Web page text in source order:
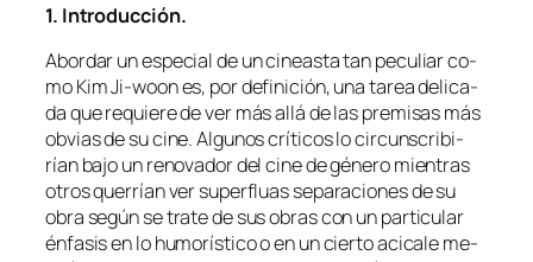
1. Introducción.
Abordar un es­pe­cial de un ci­neas­ta tan pe­cu­liar co­
mo Kim Ji-woon es, por de­fi­ni­ción, una ta­rea de­li­ca­
da que re­quie­re de ver más allá de las pre­mi­sas más
ob­vias de su ci­ne. Algunos crí­ti­cos lo cir­cuns­cri­bi­
rían ba­jo un re­no­va­dor del ci­ne de gé­ne­ro mien­tras
otros que­rrían ver su­per­fluas se­pa­ra­cio­nes de su
obra se­gún se tra­te de sus obras con un par­ti­cu­lar
én­fa­sis en lo hu­mo­rís­ti­co o en un cier­to aci­ca­le me­